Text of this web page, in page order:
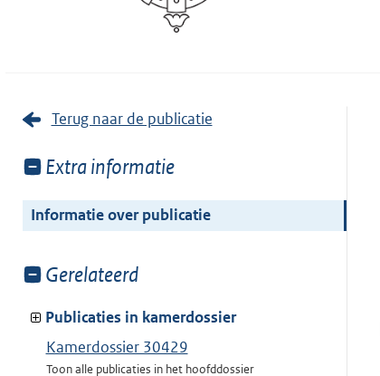
Terug naar de publicatie
Toon
van:
Extra informatie
Informatie over publicatie
Toon
van:
Gerelateerd
Publicaties in kamerdossier
Kamerdossier 30429
Toon alle publicaties in het hoofddossier